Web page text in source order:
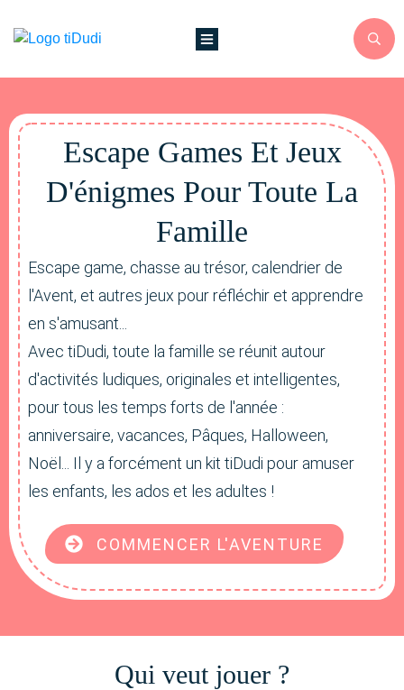
Escape Games Et Jeux
D'énigmes Pour Toute La
Famille
Escape game, chasse au trésor, calendrier de
l'Avent, et autres jeux pour réfléchir et apprendre
en s'amusant...
Avec tiDudi, toute la famille se réunit autour
d'activités ludiques, originales et intelligentes,
pour tous les temps forts de l'année :
anniversaire, vacances, Pâques, Halloween,
Noël... Il y a forcément un kit tiDudi pour amuser
les enfants, les ados et les adultes !
COMMENCER L'AVENTURE
Qui veut jouer ?